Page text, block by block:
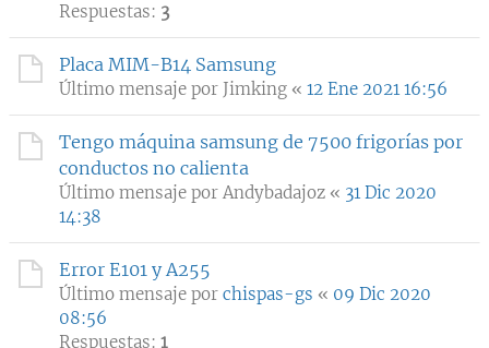
Respuestas: 3
Placa MIM-B14 Samsung
Último mensaje por Jimking « 12 Ene 2021 16:56
Tengo máquina samsung de 7500 frigorías por
conductos no calienta
Último mensaje por Andybadajoz « 31 Dic 2020
14:38
Error E101 y A255
Último mensaje por chispas-gs « 09 Dic 2020
08:56
Respuestas: 1